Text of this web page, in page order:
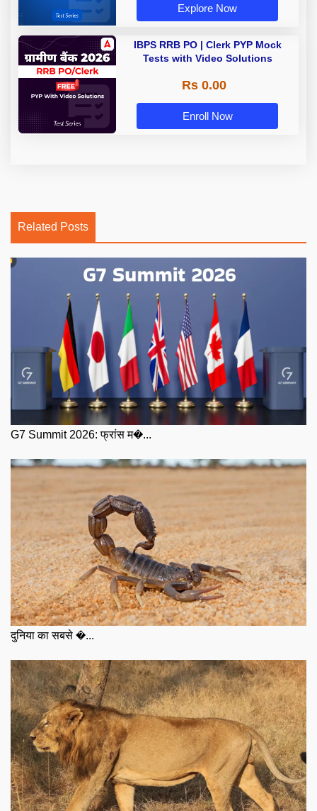
Explore Now
IBPS RRB PO | Clerk PYP Mock
Tests with Video Solutions
Rs 0.00
Enroll Now
Related Posts
G7 Summit 2026: फ्रांस म�...
दुनिया का सबसे �...